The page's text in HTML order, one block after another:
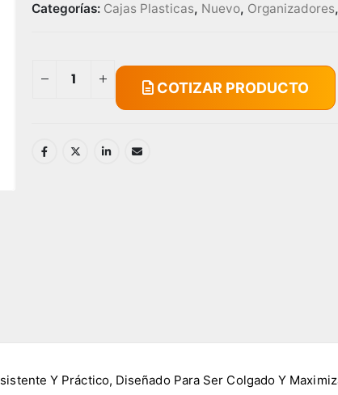
Categorías: Cajas Plasticas, Nuevo, Organizadores,
COTIZAR PRODUCTO
Y Práctico, Diseñado Para Ser Colgado Y